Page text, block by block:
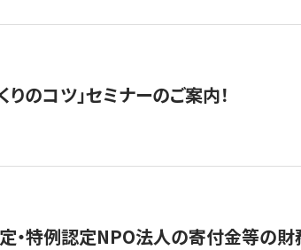
のコツ」セミナーのご案内！
・特例認定NPO法人の寄付金等の